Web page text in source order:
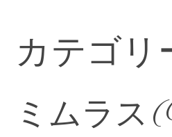
カテゴリ
ミムラス